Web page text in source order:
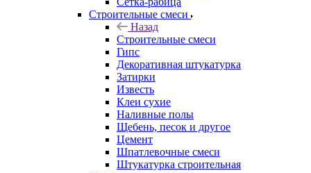
Строительные смеси
Назад
Строительные смеси
Гипс
Декоративная штукатурка
Затирки
Известь
Клеи сухие
Наливные полы
Щебень, песок и другое
Цемент
Шпатлевочные смеси
Штукатурка строительная